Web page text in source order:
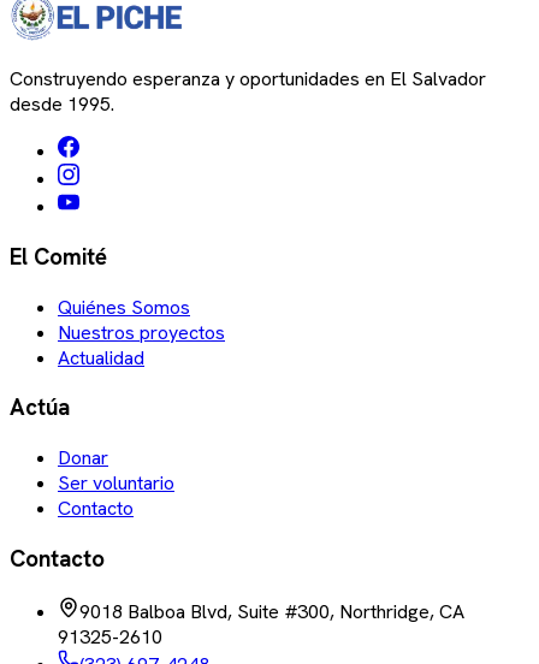
Construyendo esperanza y oportunidades en El Salvador
desde 1995.
El Comité
Quiénes Somos
Nuestros proyectos
Actualidad
Actúa
Donar
Ser voluntario
Contacto
Contacto
9018 Balboa Blvd, Suite #300, Northridge, CA
91325-2610